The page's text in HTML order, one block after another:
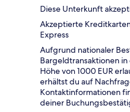
Diese Unterkunft
Akzeptierte
Express
Aufgrund nationaler
Bargeldtransaktionen
Höhe von 1000 EUR
erhältst du auf
Kontaktinformationen
deiner